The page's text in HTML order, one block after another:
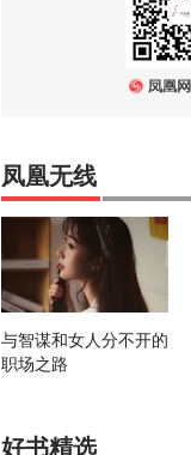
凤凰无线
与智谋和女人分不开的
职场之路
好书精选